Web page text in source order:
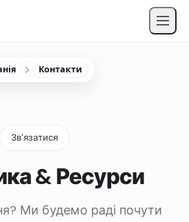
Контакти
Зв'язатися
& Ресурси
Ми будемо раді почути